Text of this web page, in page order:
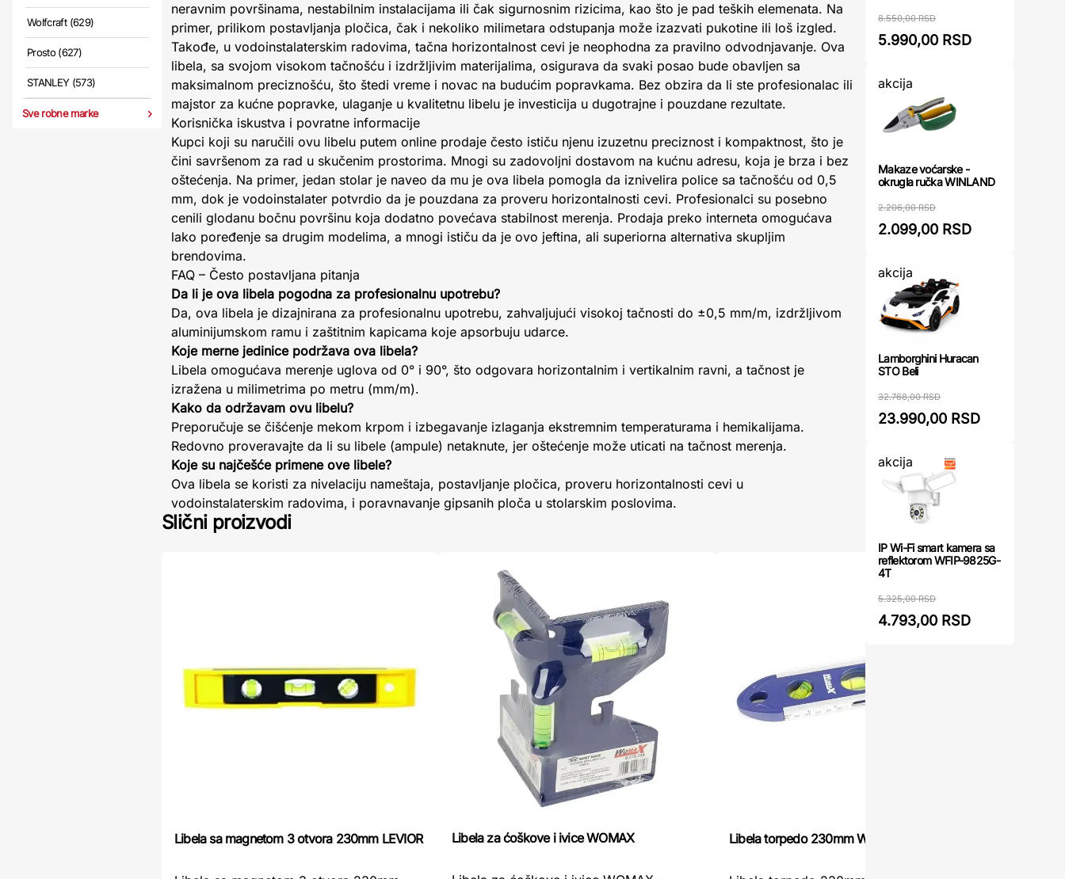
Wolfcraft (629)
Prosto (627)
STANLEY (573)
Sve robne marke
neravnim površinama, nestabilnim instalacijama ili čak sigurnosnim rizicima, kao što je pad teških elemenata. Na
primer, prilikom postavljanja pločica, čak i nekoliko milimetara odstupanja može izazvati pukotine ili loš izgled.
Takođe, u vodoinstalaterskim radovima, tačna horizontalnost cevi je neophodna za pravilno odvodnjavanje. Ova
libela, sa svojom visokom tačnošću i izdržljivim materijalima, osigurava da svaki posao bude obavljen sa
maksimalnom preciznošću, što štedi vreme i novac na budućim popravkama. Bez obzira da li ste profesionalac ili
majstor za kućne popravke, ulaganje u kvalitetnu libelu je investicija u dugotrajne i pouzdane rezultate.
Korisnička iskustva i povratne informacije
Kupci koji su naručili ovu libelu putem online prodaje često ističu njenu izuzetnu preciznost i kompaktnost, što je
čini savršenom za rad u skučenim prostorima. Mnogi su zadovoljni dostavom na kućnu adresu, koja je brza i bez
oštećenja. Na primer, jedan stolar je naveo da mu je ova libela pomogla da iznivelira police sa tačnošću od 0,5
mm, dok je vodoinstalater potvrdio da je pouzdana za proveru horizontalnosti cevi. Profesionalci su posebno
cenili glodanu bočnu površinu koja dodatno povećava stabilnost merenja. Prodaja preko interneta omogućava
lako poređenje sa drugim modelima, a mnogi ističu da je ovo jeftina, ali superiorna alternativa skupljim
brendovima.
FAQ – Često postavljana pitanja
Da li je ova libela pogodna za profesionalnu upotrebu?
Da, ova libela je dizajnirana za profesionalnu upotrebu, zahvaljujući visokoj tačnosti do ±0,5 mm/m, izdržljivom
aluminijumskom ramu i zaštitnim kapicama koje apsorbuju udarce.
Koje merne jedinice podržava ova libela?
Libela omogućava merenje uglova od 0° i 90°, što odgovara horizontalnim i vertikalnim ravni, a tačnost je
izražena u milimetrima po metru (mm/m).
Kako da održavam ovu libelu?
Preporučuje se čišćenje mekom krpom i izbegavanje izlaganja ekstremnim temperaturama i hemikalijama.
Redovno proveravajte da li su libele (ampule) netaknute, jer oštećenje može uticati na tačnost merenja.
Koje su najčešće primene ove libele?
Ova libela se koristi za nivelaciju nameštaja, postavljanje pločica, proveru horizontalnosti cevi u
vodoinstalaterskim radovima, i poravnavanje gipsanih ploča u stolarskim poslovima.
Slični proizvodi
Libela sa magnetom 3 otvora 230mm LEVIOR Libela za ćoškove i ivice WOMAX Libela torpedo 230mm WOMAX
8.550,00 RSD
5.990,00 RSD
akcija
Makaze voćarske -
okrugla ručka WINLAND
2.206,00 RSD
2.099,00 RSD
akcija
Lamborghini Huracan
STO Beli
32.768,00 RSD
23.990,00 RSD
akcija
IP Wi-Fi smart kamera sa
reflektorom WFIP-9825G-
4T
5.325,00 RSD
4.793,00 RSD